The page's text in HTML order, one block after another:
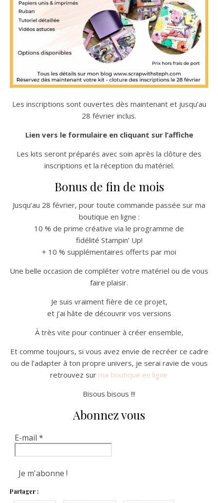
Les inscriptions sont ouvertes dès maintenant et jusqu’au
28 février inclus.
Lien vers le formulaire en cliquant sur l’affiche
Les kits seront préparés avec soin après la clôture des
inscriptions et la réception du matériel.
Bonus de fin de mois
Jusqu’au 28 février, pour toute commande passée sur ma
boutique en ligne :
10 % de prime créative via le programme de
fidélité Stampin’ Up!
+ 10 % supplémentaires offerts par moi
Une belle occasion de compléter votre matériel ou de vous
faire plaisir.
Je suis vraiment fière de ce projet,
et j’ai hâte de découvrir vos versions
À très vite pour continuer à créer ensemble,
Et comme toujours, si vous avez envie de recréer ce cadre
ou de l’adapter à ton propre univers, je serai ravie de vous
retrouvez sur ma boutique en ligne
Bisous bisous !!!
Abonnez vous
E-mail *
Partager :